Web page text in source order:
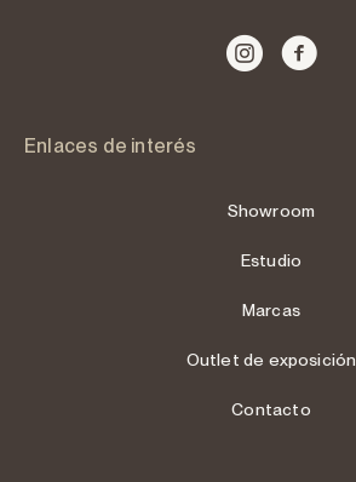
Enlaces de interés
Showroom
Estudio
Marcas
Outlet de exposición
Contacto